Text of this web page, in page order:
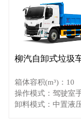
柳汽自卸式垃圾
箱体容积(m³)：10